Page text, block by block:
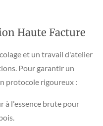
Haute Facture
et un travail d'atelier
Pour garantir un
protocole rigoureux :
à l'essence brute pour